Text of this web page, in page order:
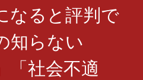
なると評判で
知らない
「社会不適